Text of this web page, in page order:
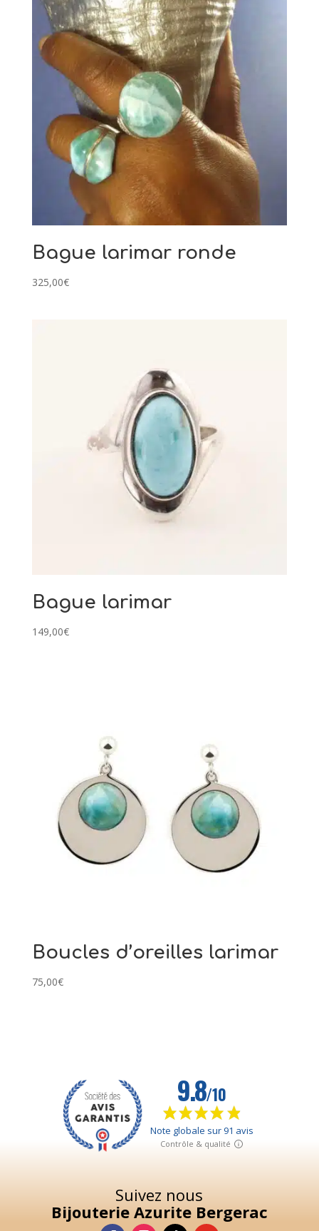
Bague larimar ronde
325,00€
Bague larimar
149,00€
Boucles d’oreilles larimar
75,00€
Suivez nous
Bijouterie Azurite Bergerac